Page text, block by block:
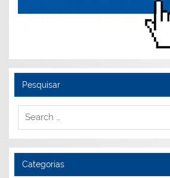
Pesquisar
Categorias